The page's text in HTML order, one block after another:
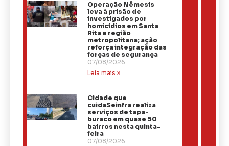
Operação Nêmesis
leva à prisão de
investigados por
homicídios em Santa
Rita e região
metropolitana; ação
reforça integração das
forças de segurança
07/08/2026
Leia mais »
Cidade que
cuidaSeinfra realiza
serviços de tapa-
buraco em quase 50
bairros nesta quinta-
feira
07/08/2026